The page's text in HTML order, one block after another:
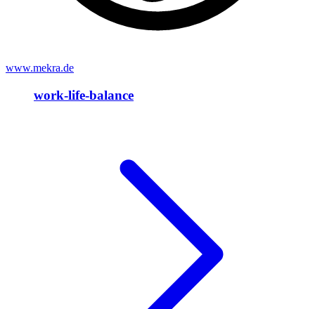
www.mekra.de
work-life-balance